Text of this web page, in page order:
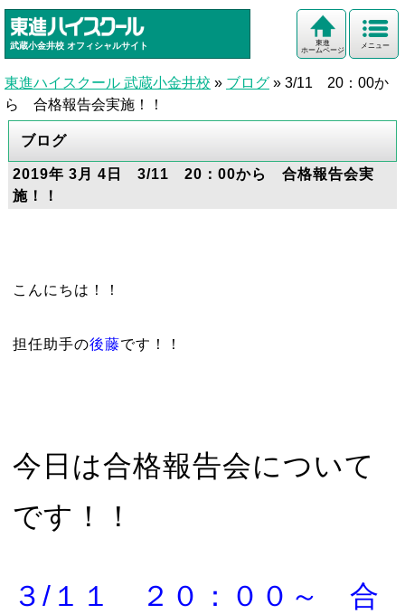
武蔵小金井校 オフィシャルサイト メニュー
東進
ホームページ
東進ハイスクール 武蔵小金井校 » ブログ » 3/11 20：00か
ら 合格報告会実施！！
ブログ
2019年 3月 4日 3/11 20：00から 合格報告会実
施！！
こんにちは！！
担任助手の後藤です！！
今日は合格報告会について
です！！
３/１１ ２０：００～ 合